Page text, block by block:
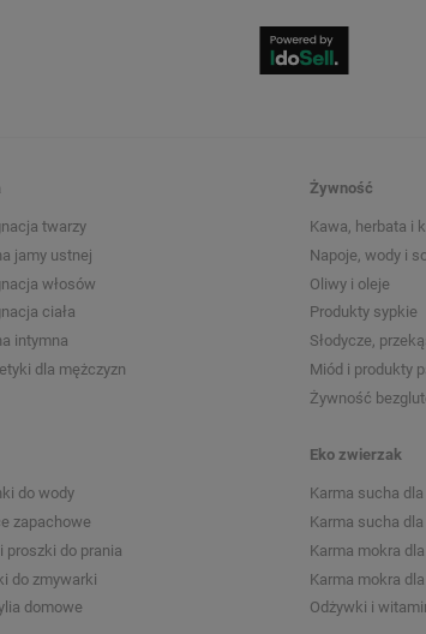
twarzy
jamy ustnej
włosów
ciała
intymna
dla mężczyzn
Żywność
Kawa, herbata i
Napoje, wody i
Oliwy i oleje
Produkty sypkie
Słodycze,
Miód i produkty
Żywność
do wody
zapachowe
i proszki do prania
do zmywarki
domowe
Eko zwierzak
Karma sucha
Karma sucha
Karma mokra
Karma mokra
Odżywki i